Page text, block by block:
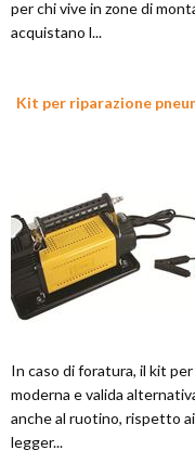
per chi vive in zone di
acquistano l...
Kit per riparazione
In caso di foratura, il kit
moderna e valida
anche al ruotino, rispetto
legger...